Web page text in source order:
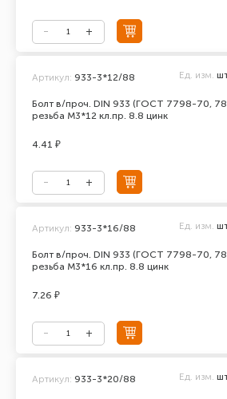
Болт в/проч. DIN 933 (ГОСТ 7798-70,
резьба М3*12 кл.пр. 8.8 цинк
Артикул: 933-3*12/88 Ед. изм.
4.41 ₽
Болт в/проч. DIN 933 (ГОСТ 7798-70,
резьба М3*16 кл.пр. 8.8 цинк
Артикул: 933-3*16/88 Ед. изм.
7.26 ₽
Артикул: 933-3*20/88 Ед. изм.